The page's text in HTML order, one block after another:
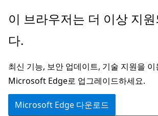
주
콘
츠
로
건
이 브라우저는 더 이상 지
다.
최신 기능, 보안 업데이트, 기술 지원을 이
Microsoft Edge로 업그레이드하세요.
Microsoft Edge 다운로드